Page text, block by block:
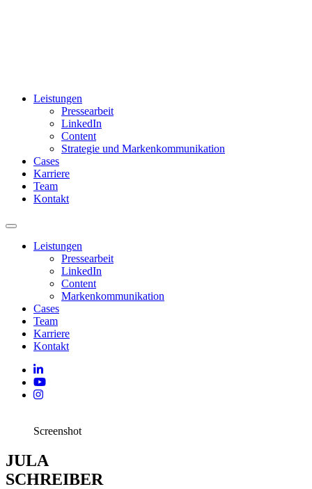
Leistungen
Pressearbeit
LinkedIn
Content
Strategie und Markenkommunikation
Cases
Karriere
Team
Kontakt
Leistungen
Pressearbeit
LinkedIn
Content
Markenkommunikation
Cases
Team
Karriere
Kontakt
Screenshot
JULA
SCHREIBER